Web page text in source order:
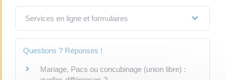
Services en ligne et formulaires
Questions ? Réponses !
Mariage, Pacs ou concubinage (union libre) :